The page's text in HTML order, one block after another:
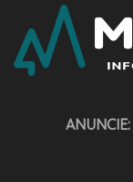
ANUNCIE: